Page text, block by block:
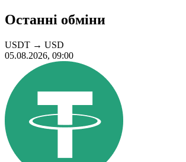
Останні обміни
USDT → USD
05.08.2026, 09:00